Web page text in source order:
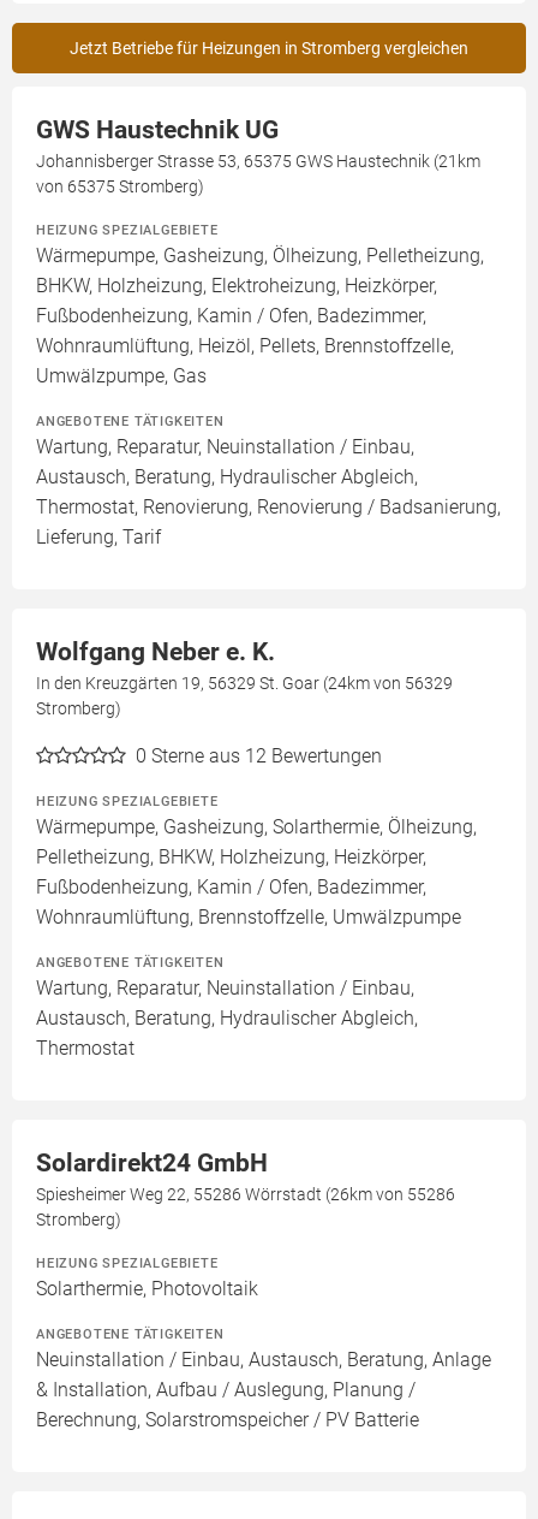
Jetzt Betriebe für Heizungen in Stromberg vergleichen
GWS Haustechnik UG
Johannisberger Strasse 53, 65375 GWS Haustechnik (21km
von 65375 Stromberg)
HEIZUNG SPEZIALGEBIETE
Wärmepumpe, Gasheizung, Ölheizung, Pelletheizung,
BHKW, Holzheizung, Elektroheizung, Heizkörper,
Fußbodenheizung, Kamin / Ofen, Badezimmer,
Wohnraumlüftung, Heizöl, Pellets, Brennstoffzelle,
Umwälzpumpe, Gas
ANGEBOTENE TÄTIGKEITEN
Wartung, Reparatur, Neuinstallation / Einbau,
Austausch, Beratung, Hydraulischer Abgleich,
Thermostat, Renovierung, Renovierung / Badsanierung,
Lieferung, Tarif
Wolfgang Neber e. K.
In den Kreuzgärten 19, 56329 St. Goar (24km von 56329
Stromberg)
0 Sterne aus 12 Bewertungen
HEIZUNG SPEZIALGEBIETE
Wärmepumpe, Gasheizung, Solarthermie, Ölheizung,
Pelletheizung, BHKW, Holzheizung, Heizkörper,
Fußbodenheizung, Kamin / Ofen, Badezimmer,
Wohnraumlüftung, Brennstoffzelle, Umwälzpumpe
ANGEBOTENE TÄTIGKEITEN
Wartung, Reparatur, Neuinstallation / Einbau,
Austausch, Beratung, Hydraulischer Abgleich,
Thermostat
Solardirekt24 GmbH
Spiesheimer Weg 22, 55286 Wörrstadt (26km von 55286
Stromberg)
HEIZUNG SPEZIALGEBIETE
Solarthermie, Photovoltaik
ANGEBOTENE TÄTIGKEITEN
Neuinstallation / Einbau, Austausch, Beratung, Anlage
& Installation, Aufbau / Auslegung, Planung /
Berechnung, Solarstromspeicher / PV Batterie